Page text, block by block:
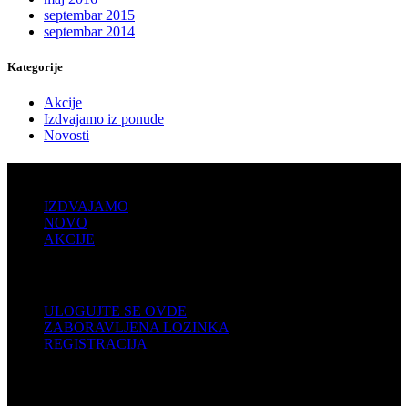
septembar 2015
septembar 2014
Kategorije
Akcije
Izdvajamo iz ponude
Novosti
IZDVAJAMO
NOVO
AKCIJE
ULOGUJTE SE OVDE
ZABORAVLJENA LOZINKA
REGISTRACIJA